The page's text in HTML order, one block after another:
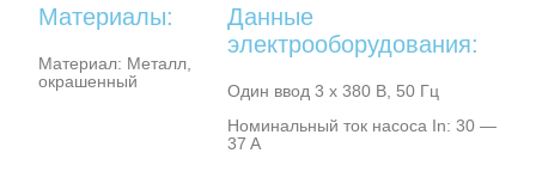
Материалы:
Материал: Металл,
окрашенный
Данные
электрооборудования:
Один ввод 3 х 380 В, 50 Гц
Номинальный ток насоса In: 30 —
37 A